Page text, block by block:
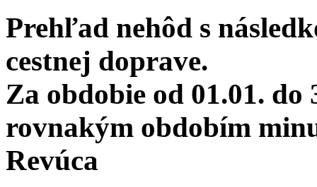
Prehľad nehôd s
cestnej doprave.
Za obdobie od 01.01. do
rovnakým obdobím
Revúca